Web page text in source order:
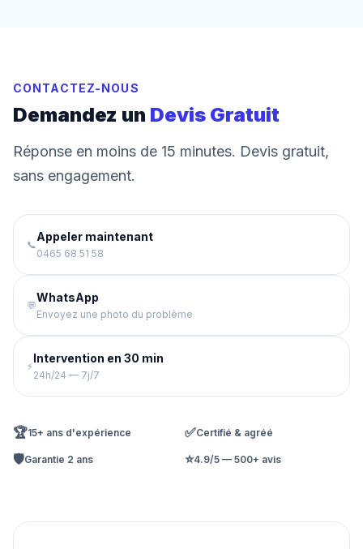
CONTACTEZ-NOUS
Demandez un Devis Gratuit
Réponse en moins de 15 minutes. Devis gratuit,
sans engagement.
📞
Appeler maintenant
0465 68 51 58
💬
WhatsApp
Envoyez une photo du problème
⚡
Intervention en 30 min
24h/24 — 7j/7
🏆15+ ans d'expérience ✅Certifié & agréé
🛡️Garantie 2 ans ⭐4.9/5 — 500+ avis